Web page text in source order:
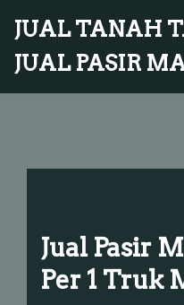
ke
konten
JUAL TANAH
JUAL PASIR
Jual Pasir
Per 1 Truk